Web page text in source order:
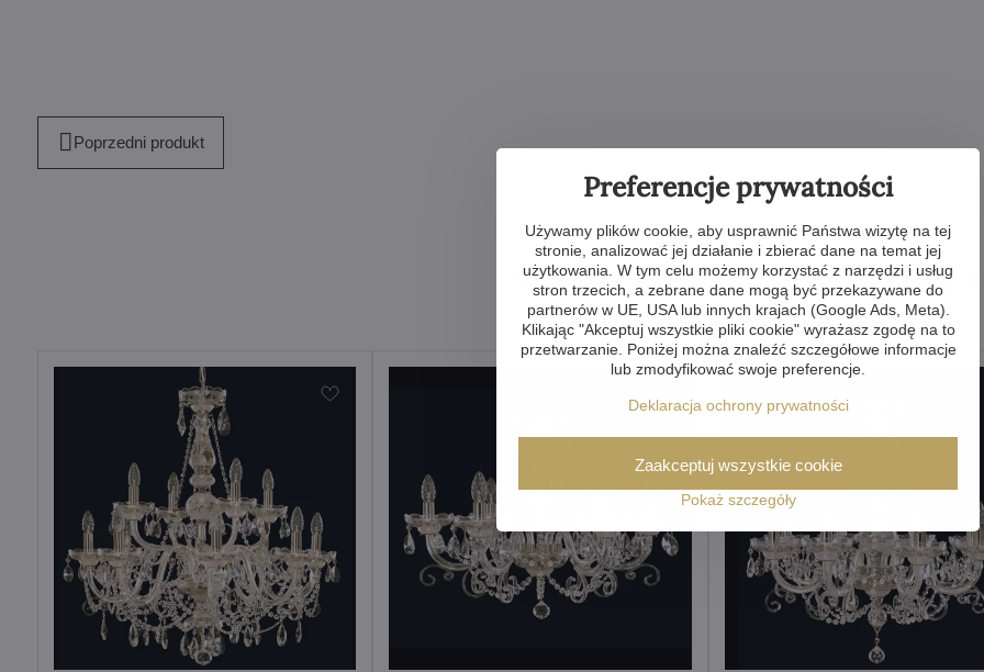
Poprzedni produkt
Pozostałe produkty z kolekcji
Preferencje prywatności
Używamy plików cookie, aby usprawnić Państwa wizytę na tej
stronie, analizować jej działanie i zbierać dane na temat jej
użytkowania. W tym celu możemy korzystać z narzędzi i usług
stron trzecich, a zebrane dane mogą być przekazywane do
partnerów w UE, USA lub innych krajach (Google Ads, Meta).
Klikając "Akceptuj wszystkie pliki cookie" wyrażasz zgodę na to
przetwarzanie. Poniżej można znaleźć szczegółowe informacje
lub zmodyfikować swoje preferencje.
Deklaracja ochrony prywatności
Pokaż szczegóły
Zaakceptuj wszystkie cookie